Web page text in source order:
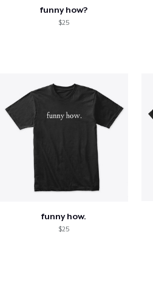
funny how?
$25
funny how.
$25